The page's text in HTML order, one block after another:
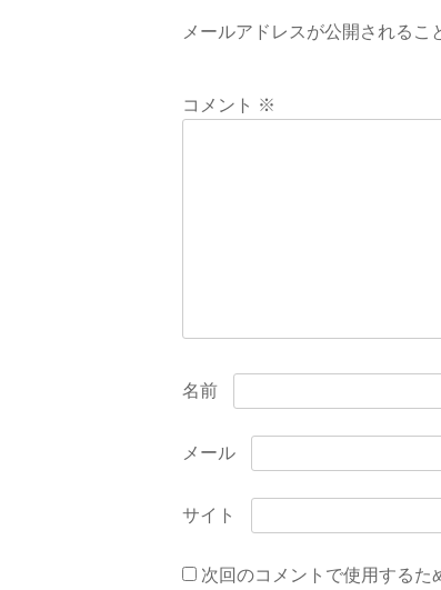
ー
メールアドレスが公開されるこ
コメント ※
名前
メール
サイト
次回のコメントで使用する